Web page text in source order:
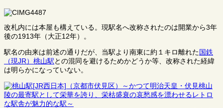
改札内には本屋も構えている。現駅名へ改称されたのは開業から3年
後の1913年（大正12年）。
駅名の由来は前述の通りだが、当駅より南東に約１キロ離れた国鉄
（現JR）桃山駅との混同を避けるためかどうか等、改称された経緯
は明らかになっていない。